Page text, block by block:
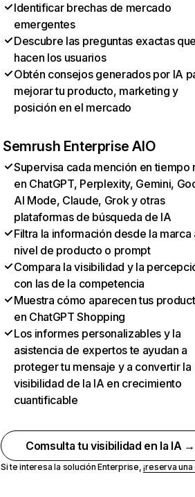
Identificar brechas de mercado
emergentes
Descubre las preguntas exactas
hacen los usuarios
Obtén consejos generados por IA
mejorar tu producto, marketing y
posición en el mercado
Semrush Enterprise AIO
Supervisa cada mención en tiempo
en ChatGPT, Perplexity, Gemini,
AI Mode, Claude, Grok y otras
plataformas de búsqueda de IA
Filtra la información desde la marca
nivel de producto o prompt
Compara la visibilidad y la
con las de la competencia
Muestra cómo aparecen tus
en ChatGPT Shopping
Los informes personalizables y la
asistencia de expertos te ayudan a
proteger tu mensaje y a convertir la
visibilidad de la IA en crecimiento
cuantificable
Comsulta tu visibilidad en la IA →
Si te interesa la solución Enterprise,¡reserva